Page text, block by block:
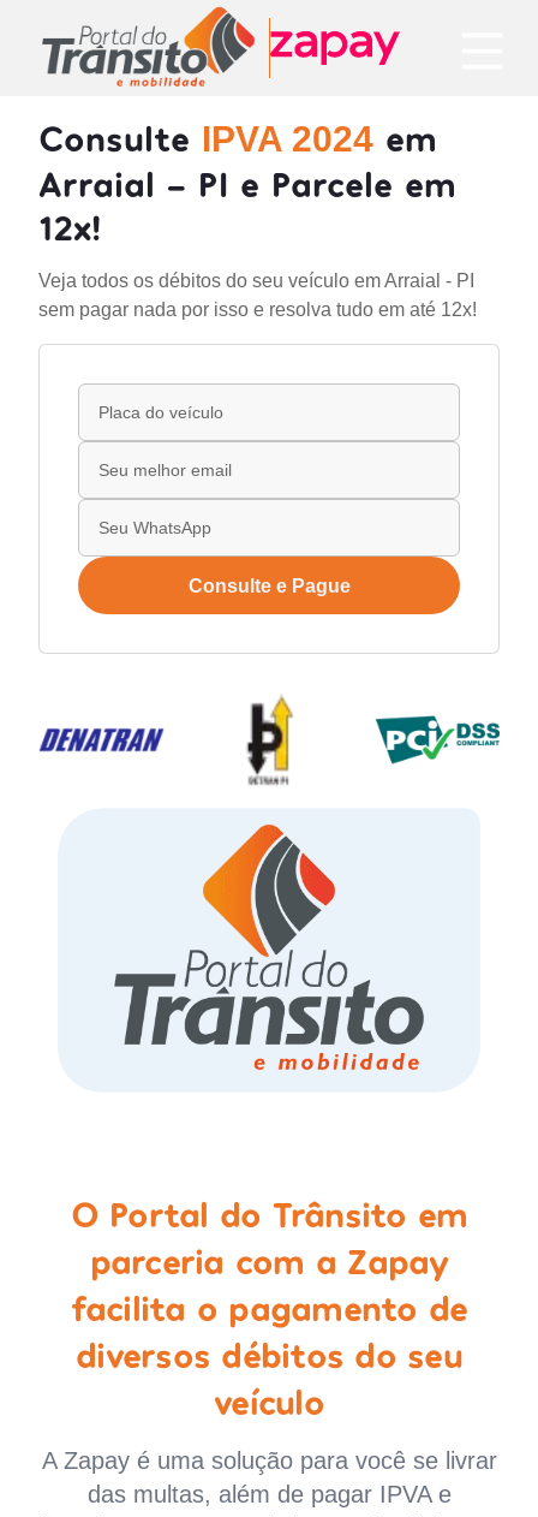
Consulte IPVA 2024 em
Arraial - PI e Parcele em
12x!
Veja todos os débitos do seu veículo em Arraial - PI
sem pagar nada por isso e resolva tudo em até 12x!
Consulte e Pague
O Portal do Trânsito em
parceria com a Zapay
facilita o pagamento de
diversos débitos do seu
veículo
A Zapay é uma solução para você se livrar
das multas, além de pagar IPVA e